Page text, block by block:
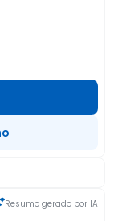
Resumo gerado por IA